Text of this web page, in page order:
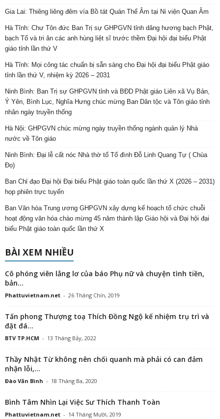
Gia Lai: Thiêng liêng đêm vía Bồ tát Quán Thế Âm tại Ni viện Quan Âm
Hà Tĩnh: Chư Tôn đức Ban Trị sự GHPGVN tỉnh dâng hương bạch Phật,
bạch Tổ và tri ân các anh hùng liệt sĩ trước thềm Đại hội đại biểu Phật
giáo tỉnh lần thứ V
Hà Tĩnh: Mọi công tác chuẩn bị sẵn sàng cho Đại hội đại biểu Phật giáo
tỉnh lần thứ V, nhiệm kỳ 2026 – 2031
Ninh Bình: Ban Trị sự GHPGVN tỉnh và BĐD Phật giáo Liên xã Vụ Bản,
Ý Yên, Bình Lục, Nghĩa Hưng chúc mừng Ban Dân tộc và Tôn giáo tỉnh
nhân ngày truyền thống
Hà Nội: GHPGVN chúc mừng ngày truyền thống ngành quản lý Nhà
nước về Tôn giáo
Ninh Bình: Đại lễ cất nóc Nhà thờ tổ Tổ đình Đỗ Linh Quang Tự ( Chùa
Đọ)
Ban Chỉ đạo Đại hội Đại biểu Phật giáo toàn quốc lần thứ X (2026 – 2031)
họp phiên trực tuyến
Ban Văn hóa Trung ương GHPGVN xây dựng kế hoạch tổ chức chuỗi
hoạt động văn hóa chào mừng 45 năm thành lập Giáo hội và Đại hội đại
biểu Phật giáo toàn quốc lần thứ X
BÀI XEM NHIỀU
Cô phóng viên lẳng lơ của báo Phụ nữ và chuyện tình tiền,
bản...
Phattuvietnam.net - 26 Tháng Chín, 2019
Tấn phong Thượng toạ Thích Đồng Ngộ kế nhiệm trụ trì và
đặt đá...
BTV TP.HCM - 13 Tháng Bảy, 2022
Thầy Nhật Từ không nên chối quanh mà phải có can đảm
nhận lỗi,...
Đào Văn Bình - 18 Tháng Ba, 2020
Bình Tâm Nhìn Lại Việc Sư Thích Thanh Toàn
Phattuvietnam.net - 14 Tháng Mười, 2019